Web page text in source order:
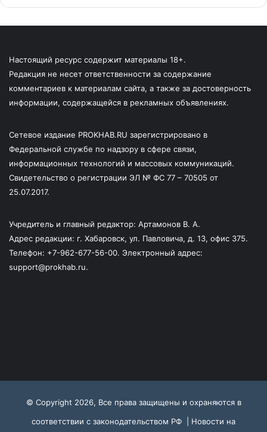
Настоящий ресурс содержит материалы 18+.
Редакция не несет ответственности за содержание
комментариев к материалам сайта, а также за достоверность
информации, содержащейся в рекламных объявлениях.
Сетевое издание PROKHAB.RU зарегистрировано в
Федеральной службе по надзору в сфере связи,
информационных технологий и массовых коммуникаций.
Свидетельство о регистрации ЭЛ № ФС 77 – 70505 от
25.07.2017.
Учредитель и главный редактор: Артамонов В. А.
Адрес редакции: г. Хабаровск, ул. Павловича, д. 13, офис 375.
Телефон: +7-962-677-56-00. Электронный адрес:
support@prokhab.ru.
© Copyright 2026, Все права защищены и охраняются в
соответствии с законодательством РФ | Новости на